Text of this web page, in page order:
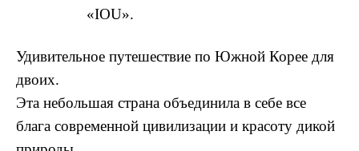
«IOU».
Удивительное путешествие по Южной Корее для
двоих.
Эта небольшая страна объединила в себе все
блага современной цивилизации и красоту дикой